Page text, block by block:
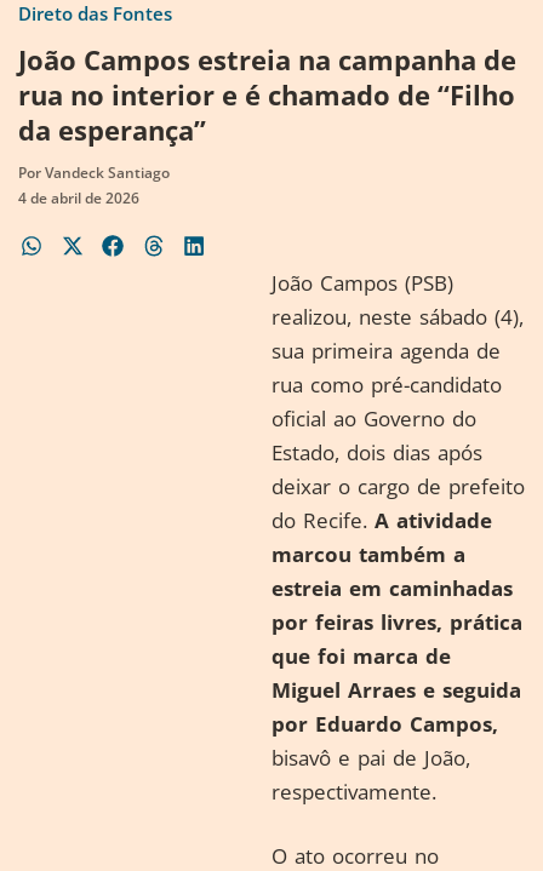
Direto das Fontes
João Campos estreia na campanha de
rua no interior e é chamado de “Filho
da esperança”
PorVandeck Santiago
4 de abril de 2026
João Campos (PSB)
realizou, neste sábado (4),
sua primeira agenda de
rua como pré-candidato
oficial ao Governo do
Estado, dois dias após
deixar o cargo de prefeito
do Recife. A atividade
marcou também a
estreia em caminhadas
por feiras livres, prática
que foi marca de
Miguel Arraes e seguida
por Eduardo Campos,
bisavô e pai de João,
respectivamente.
O ato ocorreu no